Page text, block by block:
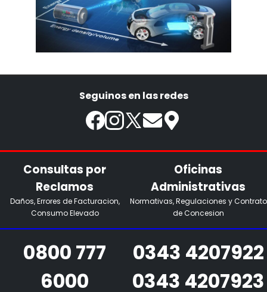
Seguinos en las redes
Consultas por
Reclamos
Daños, Errores de Facturacion,
Consumo Elevado
0800 777
6000
Oficinas
Administrativas
Normativas, Regulaciones y Contrato
de Concesion
0343 4207922
0343 4207923